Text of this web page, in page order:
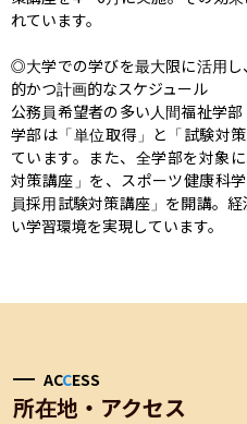
れています。
◎大学での学びを最大限に活用
的かつ計画的なスケジュール
公務員希望者の多い人間福祉学
学部は「単位取得」と「試験対
ています。また、全学部を対象
対策講座」を、スポーツ健康科
員採用試験対策講座」を開講。
い学習環境を実現しています。
ACCESS
所在地・アクセス